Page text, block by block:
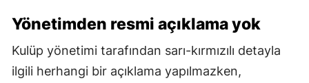
Yönetimden resmi açıklama yok
Kulüp yönetimi tarafından sarı-kırmızılı detayla
ilgili herhangi bir açıklama yapılmazken,